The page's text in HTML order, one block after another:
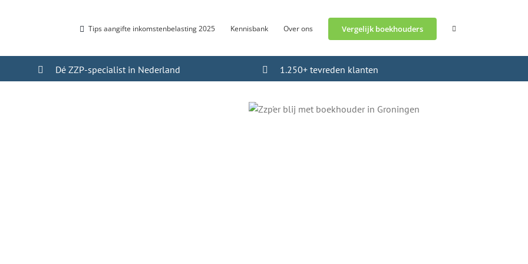
Tips aangifte inkomstenbelasting 2025 Kennisbank Over ons Vergelijk boekhouders
Dé ZZP-specialist in Nederland 1.250+ tevreden klanten